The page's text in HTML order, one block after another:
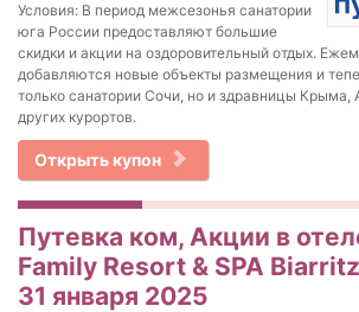
Условия: В период межсезонья санатории
юга России предоставляют большие
скидки и акции на оздоровительный отдых.
добавляются новые объекты размещения и
только санатории Сочи, но и здравницы Крыма,
других курортов.
Открыть купон
Путевка ком, Акции в
Family Resort & SPA
31 января 2025